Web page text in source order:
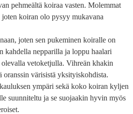
pehmeältä koiraa vasten. Molemmat
koiran olo pysyy mukavana
joten sen pukeminen koiralle on
kahdella nepparilla ja loppu haalari
olevalla vetoketjulla. Vihreän khakin
oranssin värisistä yksityiskohdista.
ympäri sekä koko koiran kyljen
suunniteltu ja se suojaakin hyvin myös